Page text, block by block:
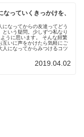
っていくきっかけを、
なってからの友達ってどう
いう疑問。少しずつ私なり
うに思います。 そんな頻繁
互いに声をかけたら気軽にご
人になってからみつけるコツ
2019.04.02